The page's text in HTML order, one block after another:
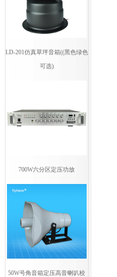
LD-201仿真草坪音箱((黑色绿色
可选)
700W六分区定压功放
50W号角音箱定压高音喇叭校